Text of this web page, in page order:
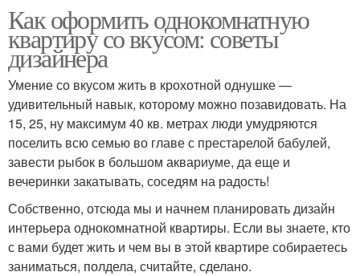
Как оформить однокомнатную
квартиру со вкусом: советы
дизайнера
Умение со вкусом жить в крохотной однушке —
удивительный навык, которому можно позавидовать. На
15, 25, ну максимум 40 кв. метрах люди умудряются
поселить всю семью во главе с престарелой бабулей,
завести рыбок в большом аквариуме, да еще и
вечеринки закатывать, соседям на радость!
Собственно, отсюда мы и начнем планировать дизайн
интерьера однокомнатной квартиры. Если вы знаете, кто
с вами будет жить и чем вы в этой квартире собираетесь
заниматься, полдела, считайте, сделано.